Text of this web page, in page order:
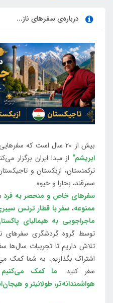
درباره‌ی سفرهای ناز...
بیش از 20 سال است که سفرهایی با عنوان
ابریشم" از مبدا ایران برگزار
ترکمنستان، ازبکستان و
سمرقند، بخارا و خیوه.
سفرهای خاص و منحصر به فرد
ممنوعه، سفر با قطار ترنس
ماجراجویی به هیمالیای
توسط گروه گردشگری سفرهای
تلاش داریم تا تجربیات سال‌ها
اشتراک بگذاریم. به شما کمک
سفر کنید. ما کمک می‌کنیم
هواشمندانه‌تر، طولانی‎تر و هیجان‌انگیزتر باشد.